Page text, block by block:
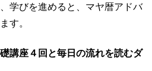
学びを進めると、マヤ暦アドバ
す。
講座４回と毎日の流れを読むダ